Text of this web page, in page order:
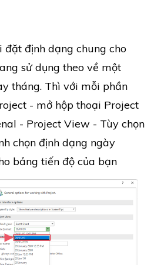
đặt định dạng chung cho
sử dụng theo về một
tháng. Thì với mỗi phần
- mở hộp thoại Project
- Project View - Tùy chọn
chọn định dạng ngày
bảng tiến độ của bạn